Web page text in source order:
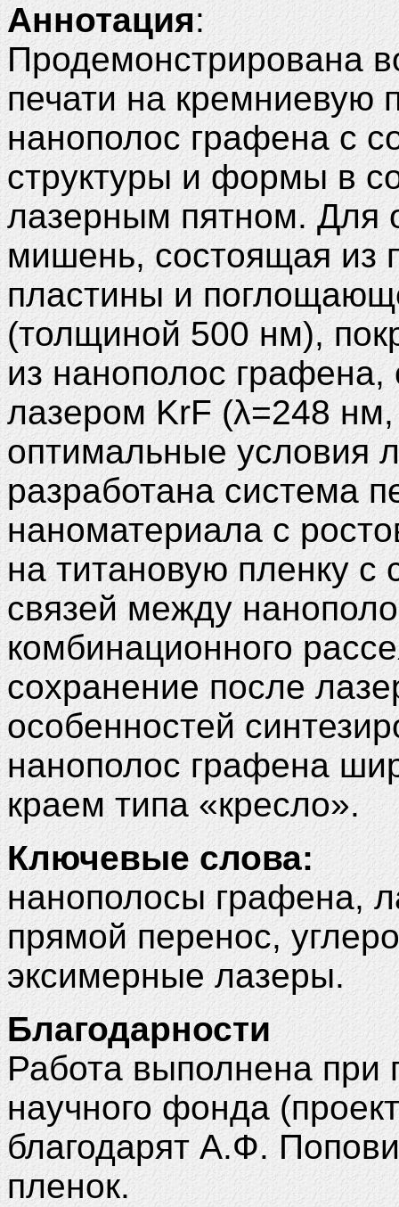
Аннотация:
Продемонстрирована
печати на кремниевую
нанополос графена с
структуры и формы в
лазерным пятном. Для
мишень, состоящая из
пластины и
(толщиной 500 нм),
из нанополос
лазером KrF (λ=248
оптимальные условия
разработана система
наноматериала с
на титановую пленку
связей между
комбинационного
сохранение после
особенностей
нанополос графена
краем типа «кресло».
Ключевые слова:
нанополосы графена,
прямой перенос,
эксимерные лазеры.
Благодарности
Работа выполнена при
научного фонда
благодарят А.Ф.
пленок.